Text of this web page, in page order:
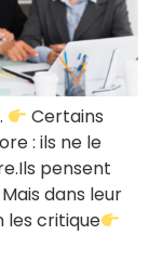
Certains
: ils ne le
pensent
dans leur
les critique